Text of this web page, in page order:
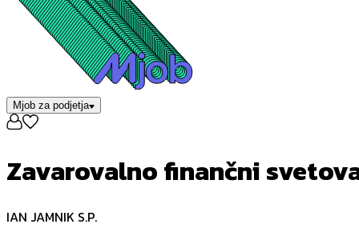
Mjob za podjetja
Zavarovalno finančni
IAN JAMNIK S.P.